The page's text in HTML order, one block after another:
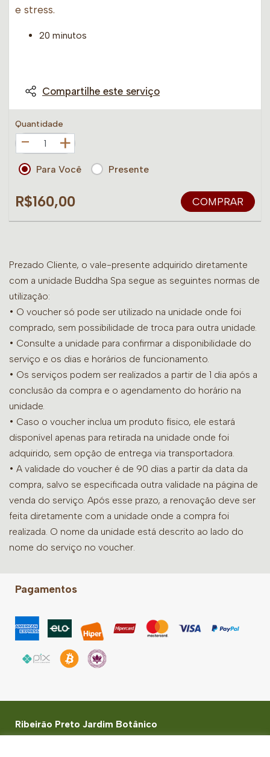
e stress.
20 minutos
Compartilhe este serviço
Quantidade
+
Para Você Presente
R$160,00 COMPRAR
Prezado Cliente, o vale-presente adquirido diretamente
com a unidade Buddha Spa segue as seguintes normas de
utilização:
• O voucher só pode ser utilizado na unidade onde foi
comprado, sem possibilidade de troca para outra unidade.
• Consulte a unidade para confirmar a disponibilidade do
serviço e os dias e horários de funcionamento.
• Os serviços podem ser realizados a partir de 1 dia após a
conclusão da compra e o agendamento do horário na
unidade.
• Caso o voucher inclua um produto físico, ele estará
disponível apenas para retirada na unidade onde foi
adquirido, sem opção de entrega via transportadora.
• A validade do voucher é de 90 dias a partir da data da
compra, salvo se especificada outra validade na página de
venda do serviço. Após esse prazo, a renovação deve ser
feita diretamente com a unidade onde a compra foi
realizada. O nome da unidade está descrito ao lado do
nome do serviço no voucher.
Pagamentos
Ribeirão Preto Jardim Botânico